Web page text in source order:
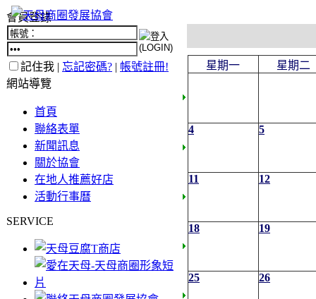
會員登錄
記住我 | 忘記密碼? | 帳號註冊!
網站導覽
首頁
聯絡表單
新聞訊息
關於協會
在地人推薦好店
活動行事曆
SERVICE
星期一 星期二
4 5
11 12
18 19
25 26